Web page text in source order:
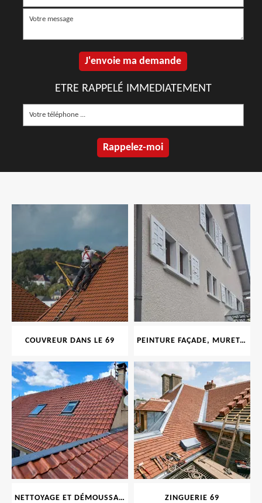
ETRE RAPPELÉ IMMEDIATEMENT
COUVREUR DANS LE 69 PEINTURE FAÇADE, MURET, TOITURE, BOISERIE, FERRONERIE, GOUTTIÈRE 69
NETTOYAGE ET DÉMOUSSAGE DE TOITURE ET FAÇADE 69 ZINGUERIE 69